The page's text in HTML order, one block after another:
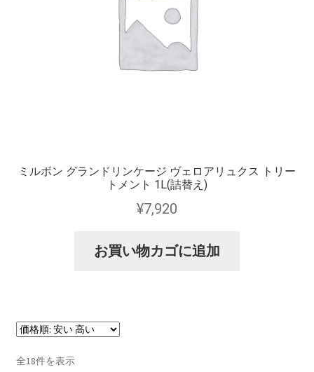
ミルボン グランドリンケージ ヴェロアリュクス トリー
トメント 1L(詰替え)
¥7,920
お買い物カゴに追加
全18件を表示